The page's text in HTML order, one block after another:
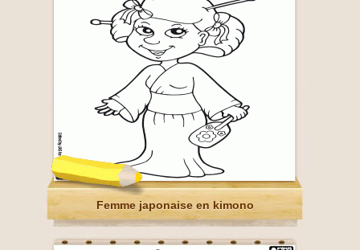
Femme japonaise en kimono